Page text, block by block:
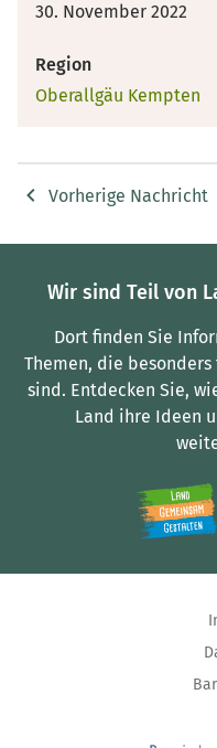
30. November 2022
Region
Oberallgäu Kempten
Vorherige Nachricht
Wir sind Teil von
Dort finden Sie
Themen, die
sind. Entdecken Sie,
Land ihre Ideen